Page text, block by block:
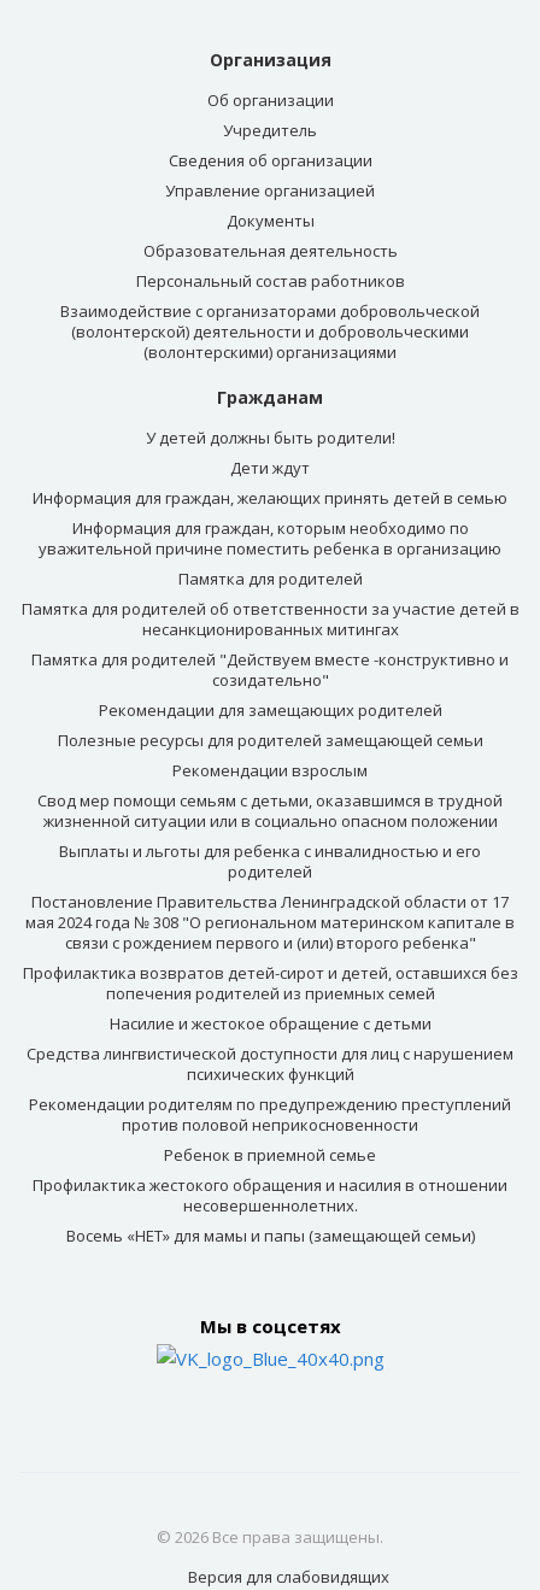
Организация
Об организации
Учредитель
Сведения об организации
Управление организацией
Документы
Образовательная деятельность
Персональный состав работников
Взаимодействие с организаторами добровольческой
(волонтерской) деятельности и добровольческими
(волонтерскими) организациями
Гражданам
У детей должны быть родители!
Дети ждут
Информация для граждан, желающих принять детей в семью
Информация для граждан, которым необходимо по
уважительной причине поместить ребенка в организацию
Памятка для родителей
Памятка для родителей об ответственности за участие детей в
несанкционированных митингах
Памятка для родителей "Действуем вместе -конструктивно и
созидательно"
Рекомендации для замещающих родителей
Полезные ресурсы для родителей замещающей семьи
Рекомендации взрослым
Свод мер помощи семьям с детьми, оказавшимся в трудной
жизненной ситуации или в социально опасном положении
Выплаты и льготы для ребенка с инвалидностью и его
родителей
Постановление Правительства Ленинградской области от 17
мая 2024 года № 308 "О региональном материнском капитале в
связи с рождением первого и (или) второго ребенка"
Профилактика возвратов детей-сирот и детей, оставшихся без
попечения родителей из приемных семей
Насилие и жестокое обращение с детьми
Средства лингвистической доступности для лиц с нарушением
психических функций
Рекомендации родителям по предупреждению преступлений
против половой неприкосновенности
Ребенок в приемной семье
Профилактика жестокого обращения и насилия в отношении
несовершеннолетних.
Восемь «НЕТ» для мамы и папы (замещающей семьи)
Мы в соцсетях
© 2026 Все права защищены.
Версия для слабовидящих